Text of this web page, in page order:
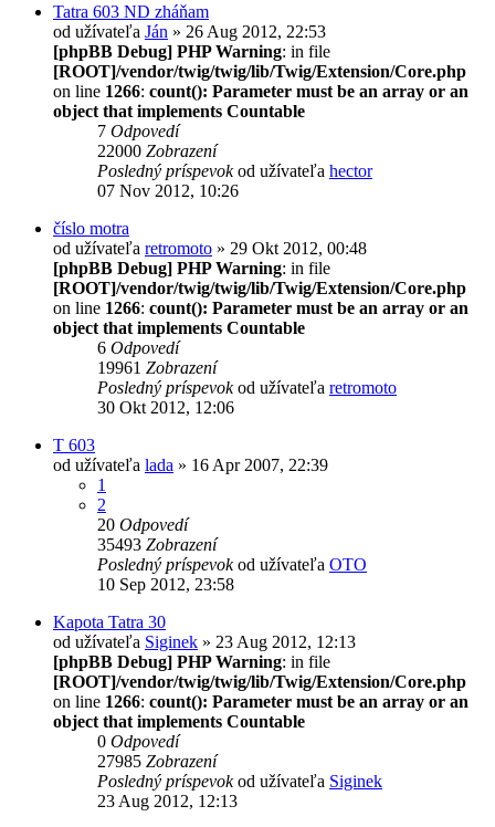
Tatra 603 ND zháňam
od užívateľa Ján » 26 Aug 2012, 22:53
[phpBB Debug] PHP Warning: in file
[ROOT]/vendor/twig/twig/lib/Twig/Extension/Core.php
on line 1266: count(): Parameter must be an array or an
object that implements Countable
7 Odpovedí
22000 Zobrazení
Posledný príspevokod užívateľa hector
07 Nov 2012, 10:26
číslo motra
od užívateľa retromoto » 29 Okt 2012, 00:48
[phpBB Debug] PHP Warning: in file
[ROOT]/vendor/twig/twig/lib/Twig/Extension/Core.php
on line 1266: count(): Parameter must be an array or an
object that implements Countable
6 Odpovedí
19961 Zobrazení
Posledný príspevokod užívateľa retromoto
30 Okt 2012, 12:06
T 603
od užívateľa lada » 16 Apr 2007, 22:39
1
2
20 Odpovedí
35493 Zobrazení
Posledný príspevokod užívateľa OTO
10 Sep 2012, 23:58
Kapota Tatra 30
od užívateľa Siginek » 23 Aug 2012, 12:13
[phpBB Debug] PHP Warning: in file
[ROOT]/vendor/twig/twig/lib/Twig/Extension/Core.php
on line 1266: count(): Parameter must be an array or an
object that implements Countable
0 Odpovedí
27985 Zobrazení
Posledný príspevokod užívateľa Siginek
23 Aug 2012, 12:13